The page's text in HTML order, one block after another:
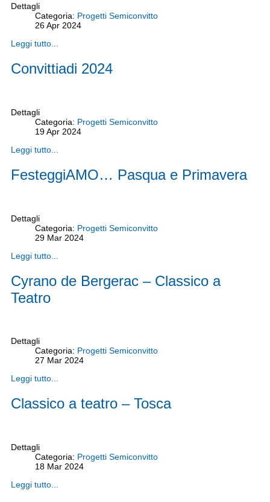
Dettagli
Categoria: Progetti Semiconvitto
26Apr 2024
Leggi tutto...
Convittiadi 2024
Dettagli
Categoria: Progetti Semiconvitto
19Apr 2024
Leggi tutto...
FesteggiAMO… Pasqua e Primavera
Dettagli
Categoria: Progetti Semiconvitto
29 Mar 2024
Leggi tutto...
Cyrano de Bergerac – Classico a
Teatro
Dettagli
Categoria: Progetti Semiconvitto
27 Mar 2024
Leggi tutto...
Classico a teatro – Tosca
Dettagli
Categoria: Progetti Semiconvitto
18 Mar 2024
Leggi tutto...